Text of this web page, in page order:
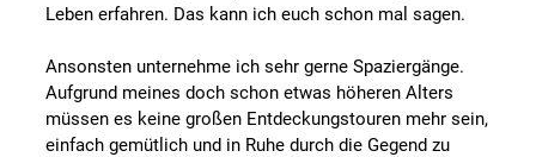
Leben erfahren. Das kann ich euch schon mal sagen.
Ansonsten unternehme ich sehr gerne Spaziergänge.
Aufgrund meines doch schon etwas höheren Alters
müssen es keine großen Entdeckungstouren mehr sein,
einfach gemütlich und in Ruhe durch die Gegend zu